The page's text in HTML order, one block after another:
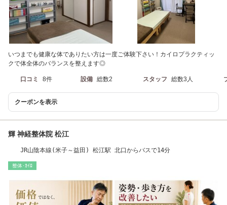
いつまでも健康な体でありたい方は一度ご体験下さい！カイロプラクティッ
クで体全体のバランスを整えます◎
口コミ 8件 設備 総数2 スタッフ 総数3人
クーポンを表示
輝 神経整体院 松江
JR山陰本線(米子～益田) 松江駅 北口からバスで14分
整体･ｶｲﾛ